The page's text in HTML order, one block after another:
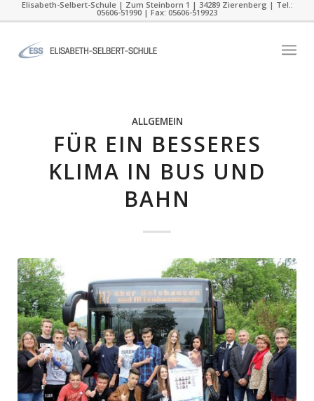
Elisabeth-Selbert-Schule | Zum Steinborn 1 | 34289 Zierenberg | Tel.:
05606-51990 | Fax: 05606-519923
ALLGEMEIN
FÜR EIN BESSERES
KLIMA IN BUS UND
BAHN